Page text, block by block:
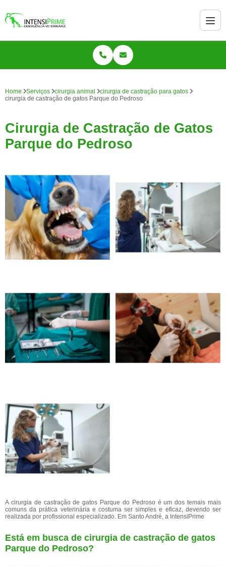
Home Serviços cirurgia animal
cirurgia de castração para gatos
cirurgia de castração de gatos Parque do Pedroso
Cirurgia de Castração de Gatos
Parque do Pedroso
A cirurgia de castração de gatos Parque do Pedroso é um dos temais mais
comuns da prática veterinária e costuma ser simples e eficaz, devendo ser
realizada por profissional especializado. Em Santo André, a IntensiPrime
Está em busca de cirurgia de castração de gatos
Parque do Pedroso?